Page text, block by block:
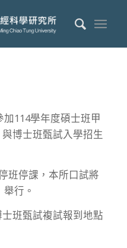
114學年度碩士班甲
博士班甄試入學招生
班停課，本所口試將
行。
班甄試複試報到地點